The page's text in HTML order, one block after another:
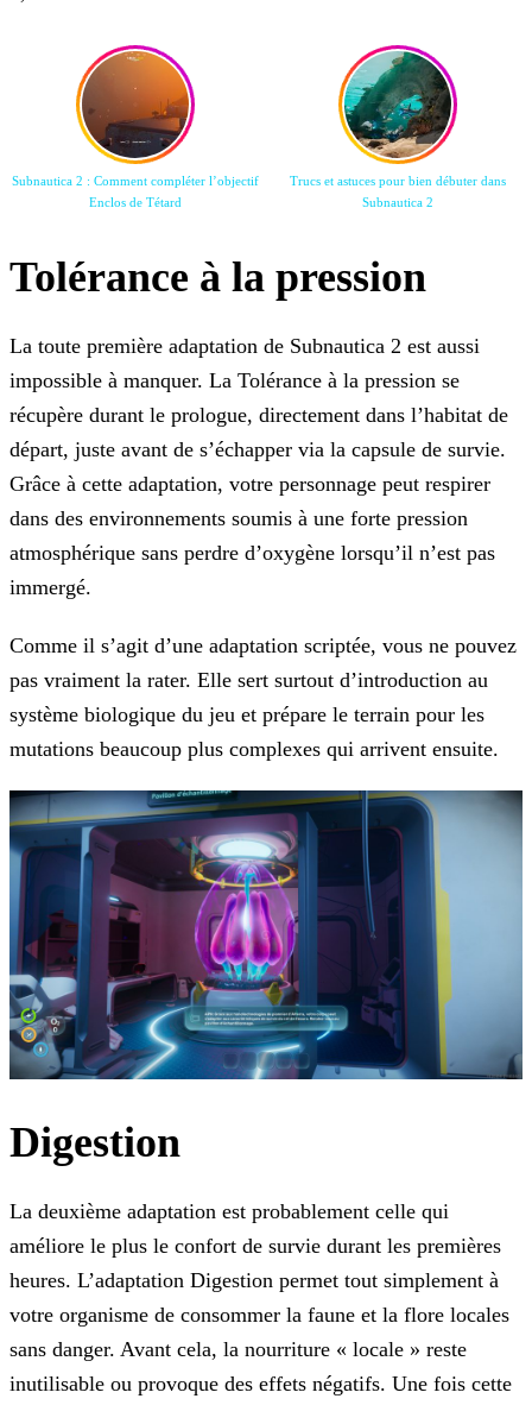
Subnautica 2 : Comment compléter l’objectif
Enclos de Tétard
Trucs et astuces pour bien débuter dans
Subnautica 2
Tolérance à la pression
La toute première adaptation de Subnautica 2 est aussi
impossible à manquer. La Tolérance à la pression se
récupère durant le prologue, directement dans l’habitat de
départ, juste avant de s’échapper via la capsule de survie.
Grâce à cette adaptation, votre personnage peut respirer
dans des environnements soumis à une forte pression
atmosphérique sans perdre d’oxygène lorsqu’il n’est pas
immergé.
Comme il s’agit d’une adaptation scriptée, vous ne pouvez
pas vraiment la rater. Elle sert surtout d’introduction au
système biologique du jeu et prépare le terrain pour les
mutations beaucoup plus complexes qui arrivent ensuite.
Digestion
La deuxième adaptation est probablement celle qui
améliore le plus le confort de survie durant les premières
heures. L’adaptation Digestion permet tout simplement à
votre organisme de consommer la faune et la flore locales
sans danger. Avant cela, la nourriture « locale » reste
inutilisable ou provoque des effets négatifs. Une fois cette